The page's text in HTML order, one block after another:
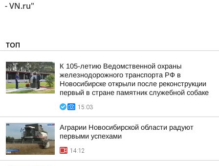
- VN.ru"
ТОП
К 105-летию Ведомственной охраны
железнодорожного транспорта РФ в
Новосибирске открыли после реконструкции
первый в стране памятник служебной собаке
15:03
Аграрии Новосибирской области радуют
первыми успехами
14:12